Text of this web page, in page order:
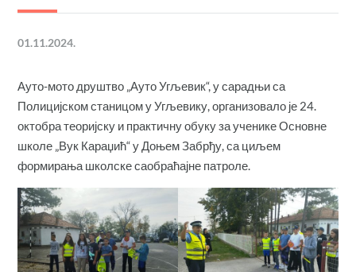
01.11.2024.
Ауто-мото друштво „Ауто Угљевик“, у сарадњи са
Полицијском станицом у Угљевику, организовало је 24.
октобра теоријску и практичну обуку за ученике Основне
школе „Вук Караџић“ у Доњем Забрђу, са циљем
формирања школске саобраћајне патроле.